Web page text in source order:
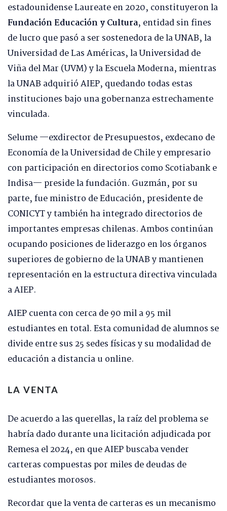
estadounidense Laureate en 2020, constituyeron la
Fundación Educación y Cultura, entidad sin fines
de lucro que pasó a ser sostenedora de la UNAB, la
Universidad de Las Américas, la Universidad de
Viña del Mar (UVM) y la Escuela Moderna, mientras
la UNAB adquirió AIEP, quedando todas estas
instituciones bajo una gobernanza estrechamente
vinculada.
Selume —exdirector de Presupuestos, exdecano de
Economía de la Universidad de Chile y empresario
con participación en directorios como Scotiabank e
Indisa— preside la fundación. Guzmán, por su
parte, fue ministro de Educación, presidente de
CONICYT y también ha integrado directorios de
importantes empresas chilenas. Ambos continúan
ocupando posiciones de liderazgo en los órganos
superiores de gobierno de la UNAB y mantienen
representación en la estructura directiva vinculada
a AIEP.
AIEP cuenta con cerca de 90 mil a 95 mil
estudiantes en total. Esta comunidad de alumnos se
divide entre sus 25 sedes físicas y su modalidad de
educación a distancia u online.
LA VENTA
De acuerdo a las querellas, la raíz del problema se
habría dado durante una licitación adjudicada por
Remesa el 2024, en que AIEP buscaba vender
carteras compuestas por miles de deudas de
estudiantes morosos.
Recordar que la venta de carteras es un mecanismo